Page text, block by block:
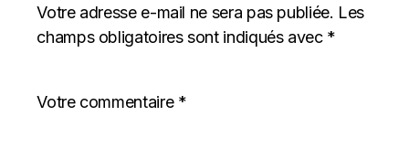
Votre adresse e-mail ne sera pas publiée. Les
champs obligatoires sont indiqués avec *